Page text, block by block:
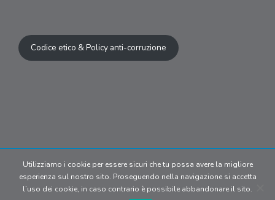
Codice etico & Policy anti-corruzione
© 2024 Copyright | Dune S.r.l P.IVA
09902170969. All media belong
to their respective owners.Privacy
Utilizziamo i cookie per essere sicuri che tu possa avere la migliore
esperienza sul nostro sito. Proseguendo nella navigazione si accetta
l’uso dei cookie, in caso contrario è possibile abbandonare il sito.